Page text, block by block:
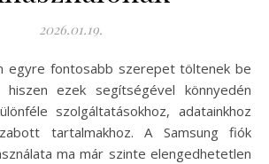
2026.01.19.
ezek segítségével könnyedén
szolgáltatásokhoz, adatainkhoz
tartalmakhoz. A Samsung fiók
ma már szinte elengedhetetlen